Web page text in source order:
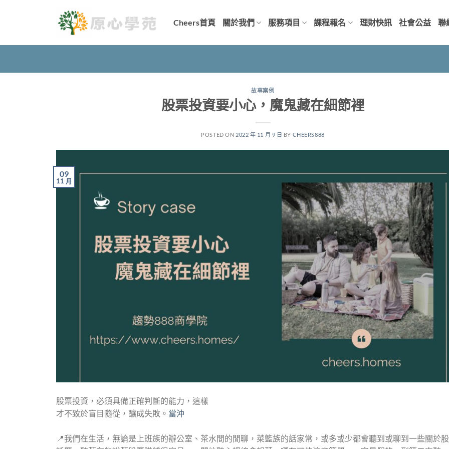
Cheers首頁 關於我們 服務項目 課程報名 理財快訊 社會公益 聯
故事案例
股票投資要小心，魔鬼藏在細節裡
POSTED ON 2022 年 11 月 9 日 BY CHEERS888
09
11 月
股票投資，必須具備正確判斷的能力，這樣
才不致於盲目隨從，釀成失敗。 當沖
📍我們在生活，無論是上班族的辦公室、茶水間的閒聊，菜籃族的話家常，或多或少都會聽到或聊到一些關於